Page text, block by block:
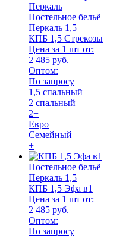
Перкаль
Постельное бельё
Перкаль 1,5
КПБ 1,5 Стрекозы
Цена за 1 шт от:
2 485 руб.
Оптом:
По запросу
1,5 спальный
2 спальный
2+
Евро
Семейный
+
Постельное бельё
Перкаль 1,5
КПБ 1,5 Эфа в1
Цена за 1 шт от:
2 485 руб.
Оптом:
По запросу